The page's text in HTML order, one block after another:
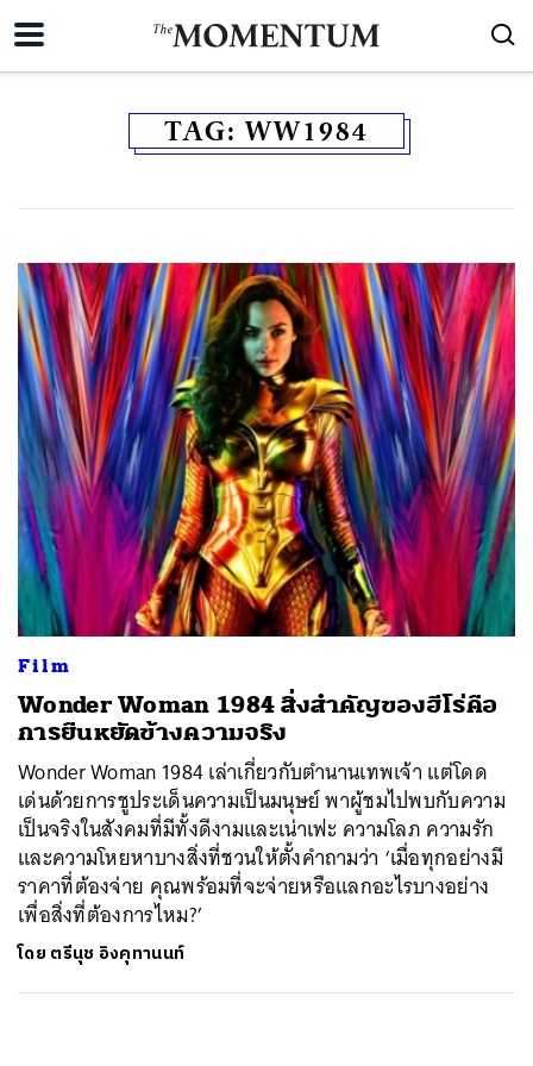
TAG:WW1984
Film
Wonder Woman 1984 สิ่งสำคัญของฮีโร่คือ
การยืนหยัดข้างความจริง
Wonder Woman 1984 เล่าเกี่ยวกับตำนานเทพเจ้า แต่โดด
เด่นด้วยการชูประเด็นความเป็นมนุษย์ พาผู้ชมไปพบกับความ
เป็นจริงในสังคมที่มีทั้งดีงามและเน่าเฟะ ความโลภ ความรัก
และความโหยหาบางสิ่งที่ชวนให้ตั้งคำถามว่า ‘เมื่อทุกอย่างมี
ราคาที่ต้องจ่าย คุณพร้อมที่จะจ่ายหรือแลกอะไรบางอย่าง
เพื่อสิ่งที่ต้องการไหม?’
โดย ตรีนุช อิงคุทานนท์
ค้นหา